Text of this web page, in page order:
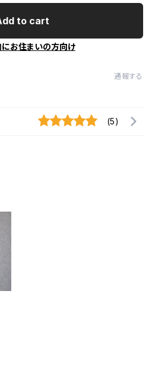
to cart
にお住まいの方向け
通報する
(5)